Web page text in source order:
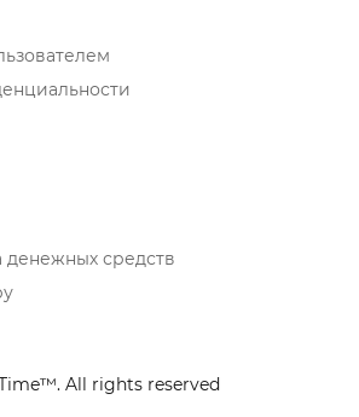
денежных средств
All rights reserved